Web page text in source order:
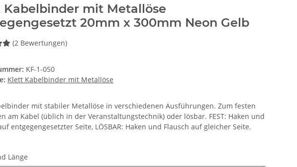
Kabelbinder mit Metallöse
20mm x 300mm Neon Gelb
(2 Bewertungen)
KF-1-050
Klett Kabelbinder mit Metallöse
mit stabiler Metallöse in verschiedenen Ausführungen. Zum festen
am Kabel (üblich in der Veranstaltungstechnik) oder lösbar. FEST: Haken und
entgegengesetzter Seite, LÖSBAR: Haken und Flausch auf gleicher Seite.
Länge